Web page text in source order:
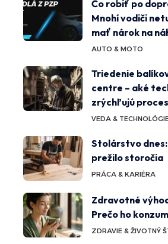
Čo robiť po
Mnohí vodiči
mať nárok na
AUTO & MOTO
Triedenie
centre – aké
zrýchľujú proces
VEDA &
Stolárstvo
prežilo storočia
PRÁCA & KARIÉRA
Zdravotné
Prečo ho
ZDRAVIE & ŽIVOTNÝ